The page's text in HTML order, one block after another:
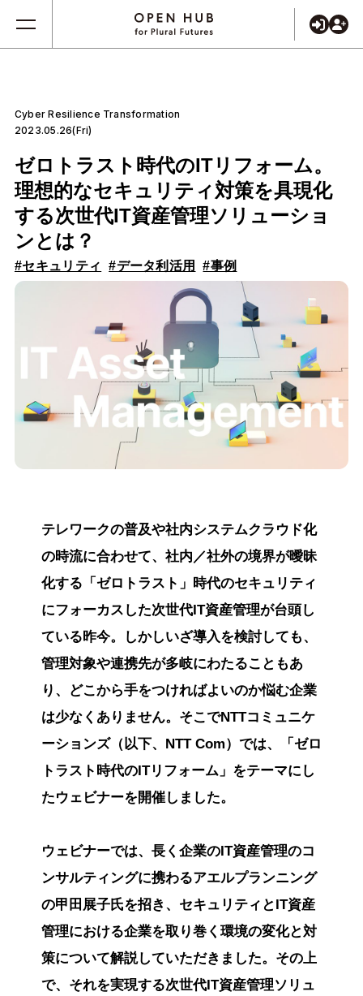
Cyber Resilience Transformation
2023.05.26(Fri)
ゼロトラスト時代のITリフォーム。
理想的なセキュリティ対策を具現化
する次世代IT資産管理ソリューショ
ンとは？
#セキュリティ #データ利活用 #事例
テレワークの普及や社内システムクラウド化
の時流に合わせて、社内／社外の境界が曖昧
化する「ゼロトラスト」時代のセキュリティ
にフォーカスした次世代IT資産管理が台頭し
ている昨今。しかしいざ導入を検討しても、
管理対象や連携先が多岐にわたることもあ
り、どこから手をつければよいのか悩む企業
は少なくありません。そこでNTTコミュニケ
ーションズ（以下、NTT Com）では、「ゼロ
トラスト時代のITリフォーム」をテーマにし
たウェビナーを開催しました。
ウェビナーでは、長く企業のIT資産管理のコ
ンサルティングに携わるアエルプランニング
の甲田展子氏を招き、セキュリティとIT資産
管理における企業を取り巻く環境の変化と対
策について解説していただきました。その上
で、それを実現する次世代IT資産管理ソリュ